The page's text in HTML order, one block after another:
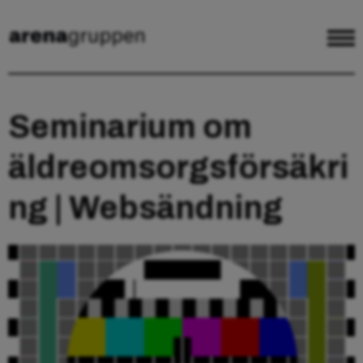
Seminarium om
äldreomsorgsförsäkri
ng | Websändning